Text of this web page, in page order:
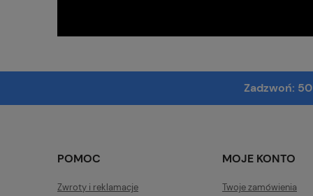
Zadzwoń:
POMOC
Zwroty i reklamacje
MOJE KONTO
Twoje zamówienia